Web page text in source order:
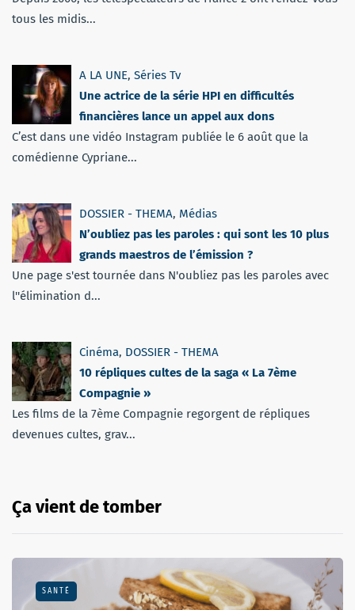
tous les midis...
A LA UNE, Séries Tv
Une actrice de la série HPI en difficultés
financières lance un appel aux dons
C’est dans une vidéo Instagram publiée le 6 août que la
comédienne Cypriane...
DOSSIER - THEMA, Médias
N’oubliez pas les paroles : qui sont les 10 plus
grands maestros de l’émission ?
Une page s'est tournée dans N'oubliez pas les paroles avec
l''élimination d...
Cinéma, DOSSIER - THEMA
10 répliques cultes de la saga « La 7ème
Compagnie »
Les films de la 7ème Compagnie regorgent de répliques
devenues cultes, grav...
Ça vient de tomber
SANTÉ